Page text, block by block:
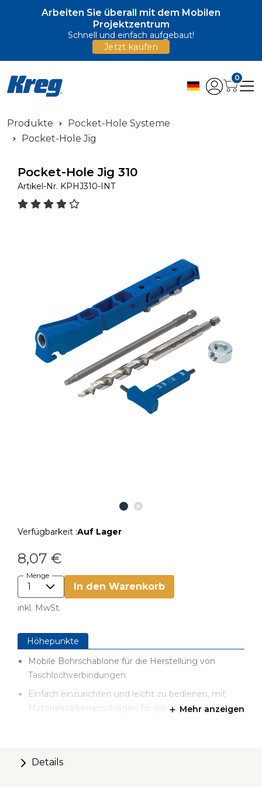
Arbeiten Sie überall mit dem Mobilen
Projektzentrum
Schnell und einfach aufgebaut!
Jetzt kaufen
0
Produkte
Pocket-Hole Systeme
Pocket-Hole Jig
Pocket-Hole Jig 310
Artikel-Nr. KPHJ310-INT
Verfügbarkeit :Auf Lager
8,07 €
Menge
In den Warenkorb
inkl. MwSt.
Höhepunkte
Mobile Bohrschablone für die Herstellung von
Taschlochverbindungen
Einfach einzurichten und leicht zu bedienen, mit
Materialstärkenanschlägen für gängige DIY-
Vielseitiges Design für Projekte im Innen- und
Mehr anzeigen
Details